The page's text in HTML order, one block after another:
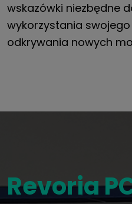
wskazówki niezbędne
wykorzystania
odkrywania nowych
Revoria